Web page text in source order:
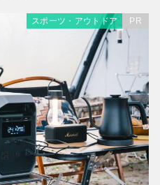
スポーツ・アウトドア PR